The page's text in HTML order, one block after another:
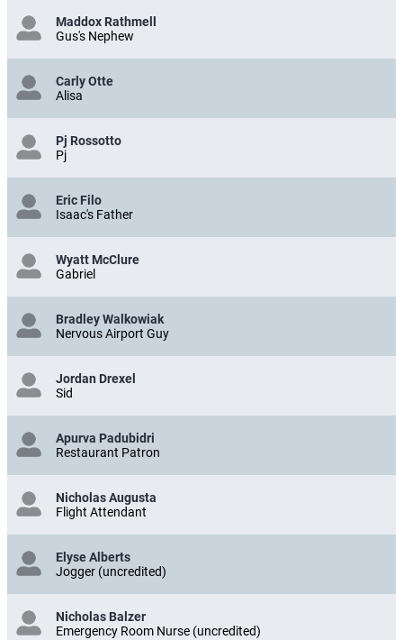
Maddox Rathmell
Gus's Nephew
Carly Otte
Alisa
Pj Rossotto
Pj
Eric Filo
Isaac's Father
Wyatt McClure
Gabriel
Bradley Walkowiak
Nervous Airport Guy
Jordan Drexel
Sid
Apurva Padubidri
Restaurant Patron
Nicholas Augusta
Flight Attendant
Elyse Alberts
Jogger (uncredited)
Nicholas Balzer
Emergency Room Nurse (uncredited)